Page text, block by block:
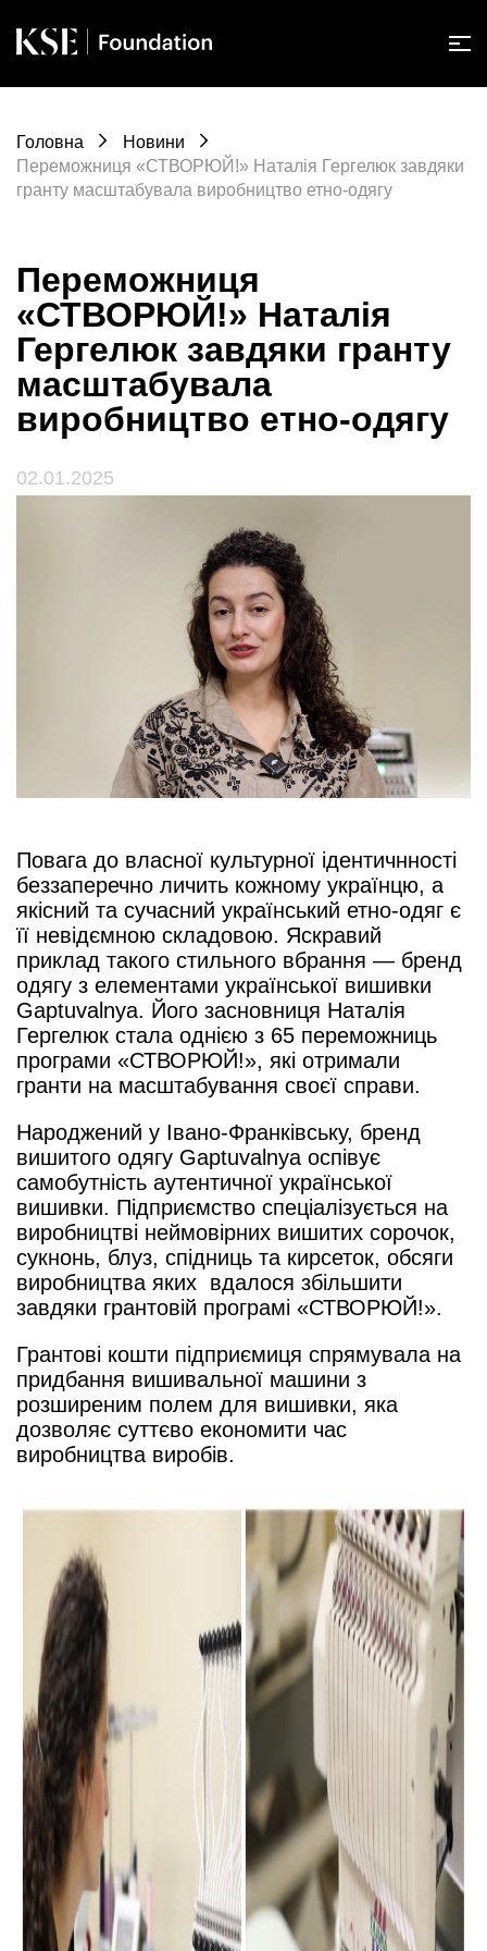
Головна
Новини
Переможниця «СТВОРЮЙ!» Наталія Гергелюк завдяки
гранту масштабувала виробництво етно-одягу
Переможниця
«СТВОРЮЙ!» Наталія
Гергелюк завдяки гранту
масштабувала
виробництво етно-одягу
02.01.2025
Повага до власної культурної ідентичнності
беззаперечно личить кожному українцю, а
якісний та сучасний український етно-одяг є
її невідємною складовою. Яскравий
приклад такого стильного вбрання — бренд
одягу з елементами української вишивки
Gaptuvalnya. Його засновниця Наталія
Гергелюк стала однією з 65 переможниць
програми «СТВОРЮЙ!», які отримали
гранти на масштабування своєї справи.
Народжений у Івано-Франківську, бренд
вишитого одягу Gaptuvalnya оспівує
самобутність аутентичної української
вишивки. Підприємство спеціалізується на
виробництві неймовірних вишитих сорочок,
сукнонь, блуз, спідниць та кирсеток, обсяги
виробництва яких вдалося збільшити
завдяки грантовій програмі «СТВОРЮЙ!».
Грантові кошти підприємиця спрямувала на
придбання вишивальної машини з
розширеним полем для вишивки, яка
дозволяє суттєво економити час
виробництва виробів.